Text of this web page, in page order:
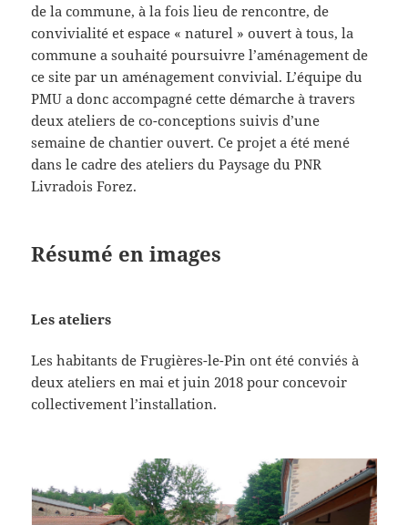
de la commune, à la fois lieu de rencontre, de
convivialité et espace « naturel » ouvert à tous, la
commune a souhaité poursuivre l’aménagement de
ce site par un aménagement convivial. L’équipe du
PMU a donc accompagné cette démarche à travers
deux ateliers de co-conceptions suivis d’une
semaine de chantier ouvert. Ce projet a été mené
dans le cadre des ateliers du Paysage du PNR
Livradois Forez.
Résumé en images
Les ateliers
Les habitants de Frugières-le-Pin ont été conviés à
deux ateliers en mai et juin 2018 pour concevoir
collectivement l’installation.